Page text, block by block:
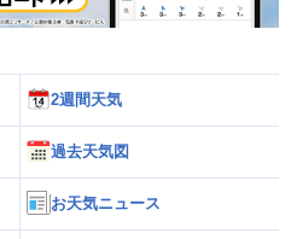
2週間天気
過去天気図
お天気ニュース